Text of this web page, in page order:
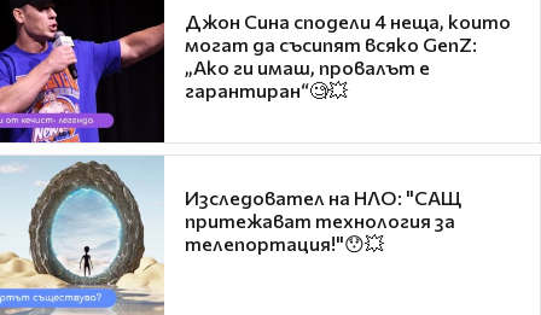
Джон Сина сподели 4 неща, които
могат да съсипят всяко GenZ:
„Ако ги имаш, провалът е
гарантиран“🧐💥
Изследовател на НЛО: "САЩ
притежават технология за
телепортация!"😯💥